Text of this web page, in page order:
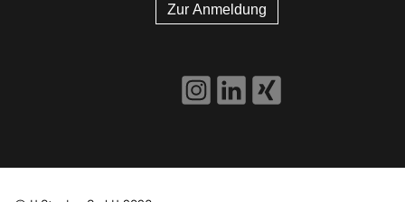
Zur Anmeldung